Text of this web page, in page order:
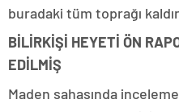
buradaki tüm toprağı
BİLİRKİŞİ HEYETİ ÖN
EDİLMİŞ
Maden sahasında